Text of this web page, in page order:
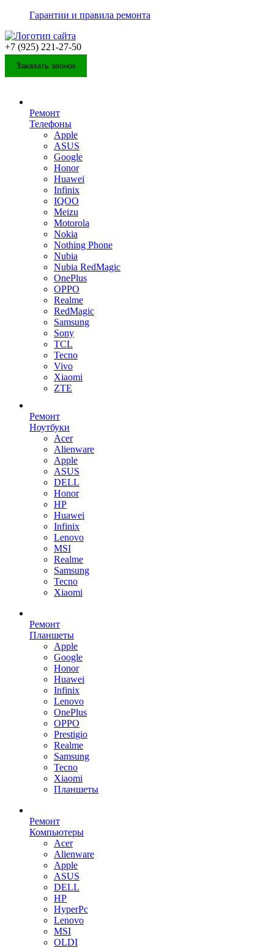
Гарантии и правила ремонта
+7 (925) 221-27-50
Заказать звонок
Ремонт
Телефоны
Apple
ASUS
Google
Honor
Huawei
Infinix
IQOO
Meizu
Motorola
Nokia
Nothing Phone
Nubia
Nubia RedMagic
OnePlus
OPPO
Realme
RedMagic
Samsung
Sony
TCL
Tecno
Vivo
Xiaomi
ZTE
Ремонт
Ноутбуки
Acer
Alienware
Apple
ASUS
DELL
Honor
HP
Huawei
Infinix
Lenovo
MSI
Realme
Samsung
Tecno
Xiaomi
Ремонт
Планшеты
Apple
Google
Honor
Huawei
Infinix
Lenovo
OnePlus
OPPO
Prestigio
Realme
Samsung
Tecno
Xiaomi
Планшеты
Ремонт
Компьютеры
Acer
Alienware
Apple
ASUS
DELL
HP
HyperPc
Lenovo
MSI
OLDI